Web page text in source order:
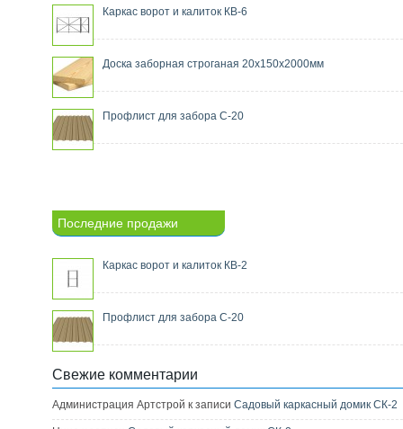
Каркас ворот и калиток КВ-6
Доска заборная строганая 20х150х2000мм
Профлист для забора С-20
Последние продажи
Каркас ворот и калиток КВ-2
Профлист для забора С-20
Свежие комментарии
Администрация Артстрой к записи Садовый каркасный домик СК-2